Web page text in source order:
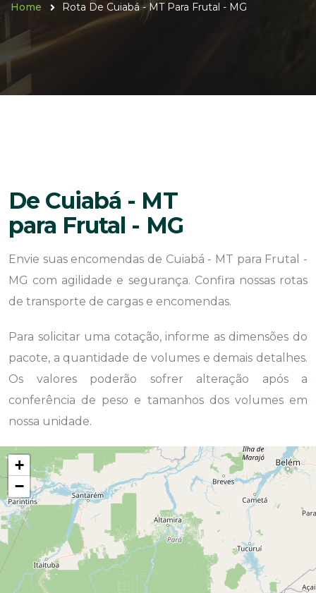
Home Rota De Cuiabá - MT Para Frutal - MG
De Cuiabá - MT
para Frutal - MG
Envie suas encomendas de Cuiabá - MT para Frutal -
MG com agilidade e segurança. Confira nossas rotas
de transporte de cargas e encomendas.
Para solicitar uma cotação, informe as dimensões do
pacote, a quantidade de volumes e demais detalhes.
Os valores poderão sofrer alteração após a
conferência de peso e tamanhos dos volumes em
nossa unidade.
+
−